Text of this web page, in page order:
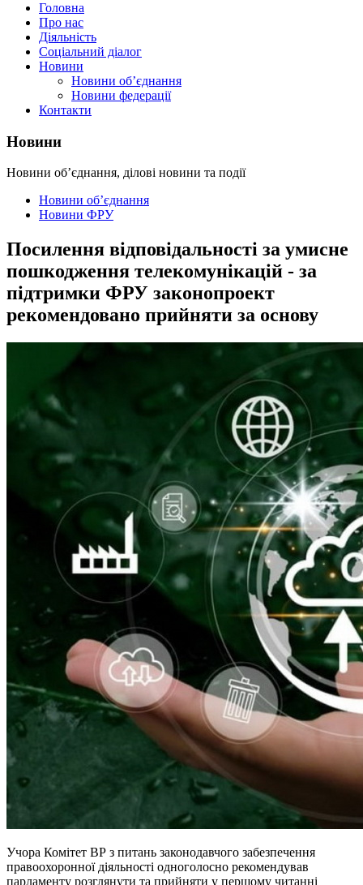
Головна
Про нас
Діяльність
Соціальний діалог
Новини
Новини об’єднання
Новини федерації
Контакти
Новини
Новини об’єднання, ділові новини та події
Новини об’єднання
Новини ФРУ
Посилення відповідальності за умисне
пошкодження телекомунікацій - за
підтримки ФРУ законопроект
рекомендовано прийняти за основу
Учора Комітет ВР з питань законодавчого забезпечення
правоохоронної діяльності одноголосно рекомендував
парламенту розглянути та прийняти у першому читанні